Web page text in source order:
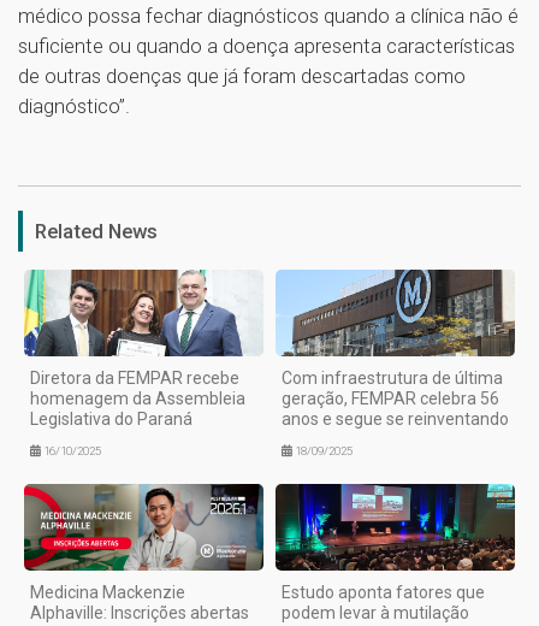
médico possa fechar diagnósticos quando a clínica não é
suficiente ou quando a doença apresenta características
de outras doenças que já foram descartadas como
diagnóstico”.
Related News
Diretora da FEMPAR recebe
homenagem da Assembleia
Legislativa do Paraná
16/10/2025
Com infraestrutura de última
geração, FEMPAR celebra 56
anos e segue se reinventando
18/09/2025
Medicina Mackenzie
Alphaville: Inscrições abertas
Estudo aponta fatores que
podem levar à mutilação